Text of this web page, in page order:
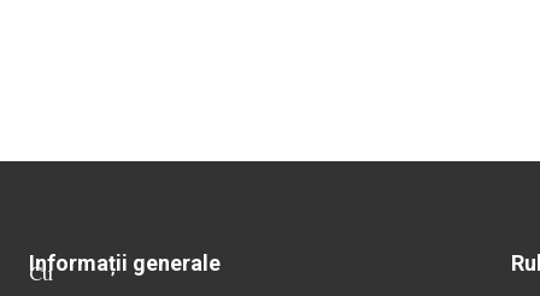
Cu
Informații generale